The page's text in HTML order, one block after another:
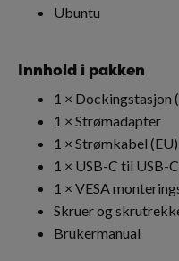
Ubuntu
Innhold i pakken
1 × Dockingstasjon
1 × Strømadapter
1 × Strømkabel (EU)
1 × USB-C til USB-
1 × VESA
Skruer og
Brukermanual